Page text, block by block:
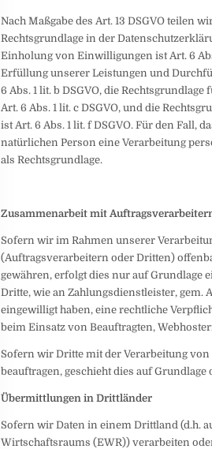
Nach Maßgabe des Art. 13 DSGVO teilen
Rechtsgrundlage in der
Einholung von Einwilligungen ist Art. 6
Erfüllung unserer Leistungen und
6 Abs. 1 lit. b DSGVO, die
Art. 6 Abs. 1 lit. c DSGVO, und die
ist Art. 6 Abs. 1 lit. f DSGVO. Für den Fall,
natürlichen Person eine Verarbeitung
als Rechtsgrundlage.
Zusammenarbeit mit
Sofern wir im Rahmen unserer
(Auftragsverarbeitern oder Dritten)
gewähren, erfolgt dies nur auf Grundlage
Dritte, wie an Zahlungsdienstleister, gem.
eingewilligt haben, eine rechtliche
beim Einsatz von Beauftragten,
Sofern wir Dritte mit der Verarbeitung von
beauftragen, geschieht dies auf Grundlage
Übermittlungen in Drittländer
Sofern wir Daten in einem Drittland (d.h.
Wirtschaftsraums (EWR)) verarbeiten